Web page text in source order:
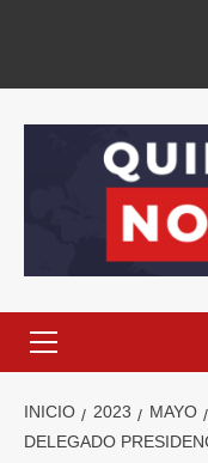
INICIO 2023 MAYO
DELEGADO